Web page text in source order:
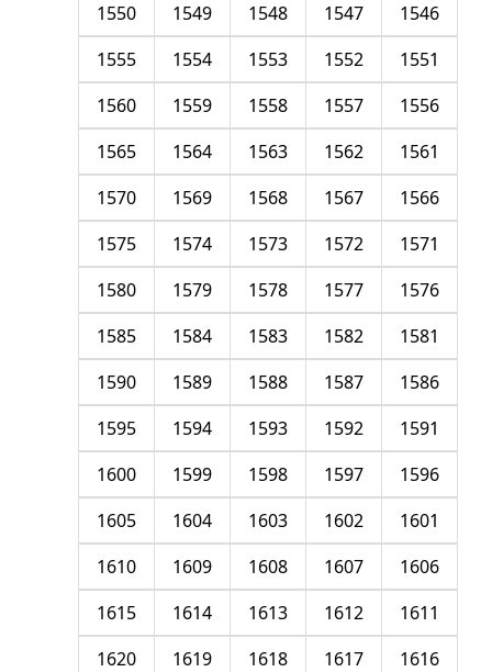
1546
1547
1548
1549
1550
1551
1552
1553
1554
1555
1556
1557
1558
1559
1560
1561
1562
1563
1564
1565
1566
1567
1568
1569
1570
1571
1572
1573
1574
1575
1576
1577
1578
1579
1580
1581
1582
1583
1584
1585
1586
1587
1588
1589
1590
1591
1592
1593
1594
1595
1596
1597
1598
1599
1600
1601
1602
1603
1604
1605
1606
1607
1608
1609
1610
1611
1612
1613
1614
1615
1616
1617
1618
1619
1620